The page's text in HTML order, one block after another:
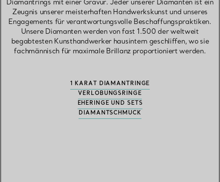
Diamantrings mit einer Gravur. Jeder unserer Diamanten ist ein
Zeugnis unserer meisterhaften Handwerkskunst und unseres
Engagements für verantwortungsvolle Beschaffungspraktiken.
Unsere Diamanten werden von fast 1.500 der weltweit
begabtesten Kunsthandwerker hausintern geschliffen, wo sie
fachmännisch für maximale Brillanz proportioniert werden.
1 KARAT DIAMANTRINGE
VERLOBUNGSRINGE
EHERINGE UND SETS
DIAMANTSCHMUCK